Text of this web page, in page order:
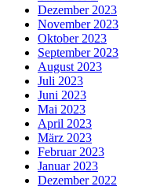
Dezember 2023
November 2023
Oktober 2023
September 2023
August 2023
Juli 2023
Juni 2023
Mai 2023
April 2023
März 2023
Februar 2023
Januar 2023
Dezember 2022